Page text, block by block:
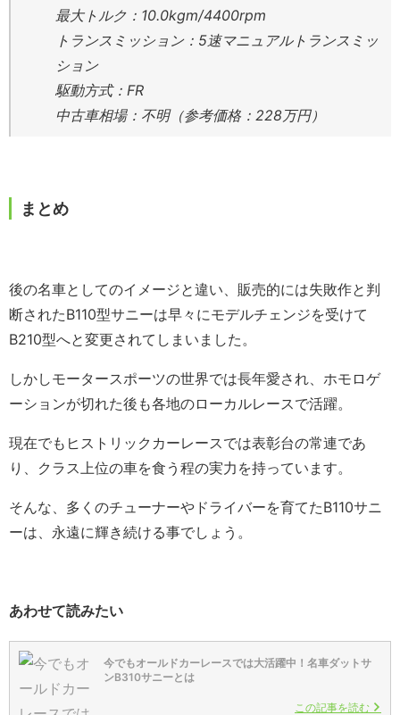
最大トルク：10.0kgm/4400rpm
トランスミッション：5速マニュアルトランスミッ
ション
駆動方式：FR
中古車相場：不明（参考価格：228万円）
まとめ
後の名車としてのイメージと違い、販売的には失敗作と判
断されたB110型サニーは早々にモデルチェンジを受けて
B210型へと変更されてしまいました。
しかしモータースポーツの世界では長年愛され、ホモロゲ
ーションが切れた後も各地のローカルレースで活躍。
現在でもヒストリックカーレースでは表彰台の常連であ
り、クラス上位の車を食う程の実力を持っています。
そんな、多くのチューナーやドライバーを育てたB110サニ
ーは、永遠に輝き続ける事でしょう。
あわせて読みたい
今でもオールドカーレースでは大活躍中！名車ダットサ
ンB310サニーとは
この記事を読む